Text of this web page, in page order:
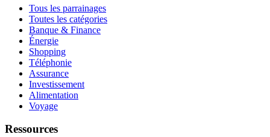
Tous les parrainages
Toutes les catégories
Banque & Finance
Énergie
Shopping
Téléphonie
Assurance
Investissement
Alimentation
Voyage
Ressources